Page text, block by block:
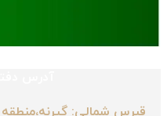
قبرس شمالی: گیرنه،منطقه